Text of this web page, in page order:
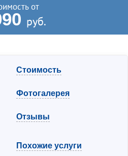
от
руб.
Стоимость
Фотогалерея
Отзывы
Похожие услуги